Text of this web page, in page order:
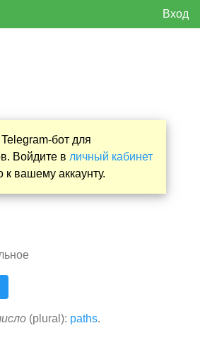
Вход
бот для
Войдите в личный кабинет
к вашему аккаунту.
(plural): paths.